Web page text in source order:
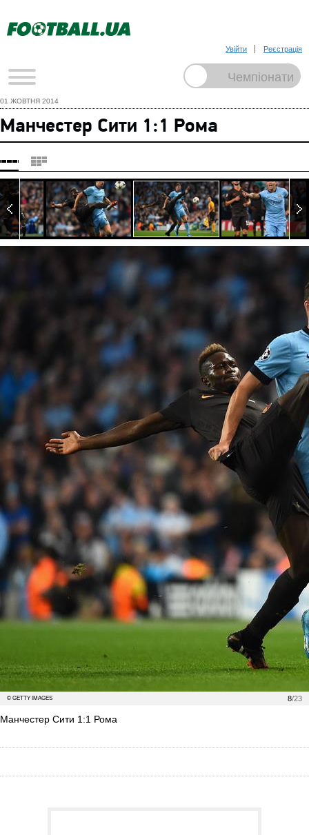
Увійти Реєстрація
01 ЖОВТНЯ 2014
Манчестер Сити 1:1 Рома
8/23
© GETTY IMAGES
Манчестер Сити 1:1 Рома